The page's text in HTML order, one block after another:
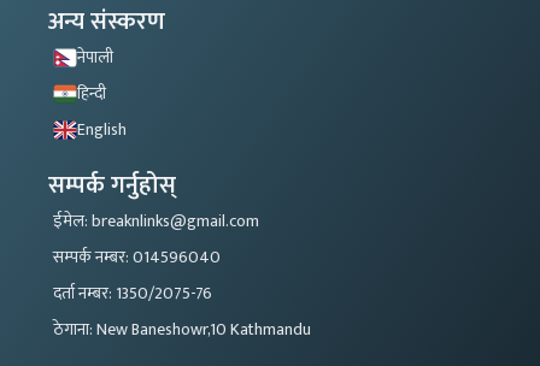
अन्य संस्करण
नेपाली
हिन्दी
English
सम्पर्क गर्नुहोस्
ईमेल: breaknlinks@gmail.com
सम्पर्क नम्बर: 014596040
दर्ता नम्बर: 1350/2075-76
ठेगाना: New Baneshowr,10 Kathmandu